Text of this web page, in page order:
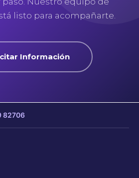
listo para acompañarte.
Información
82706